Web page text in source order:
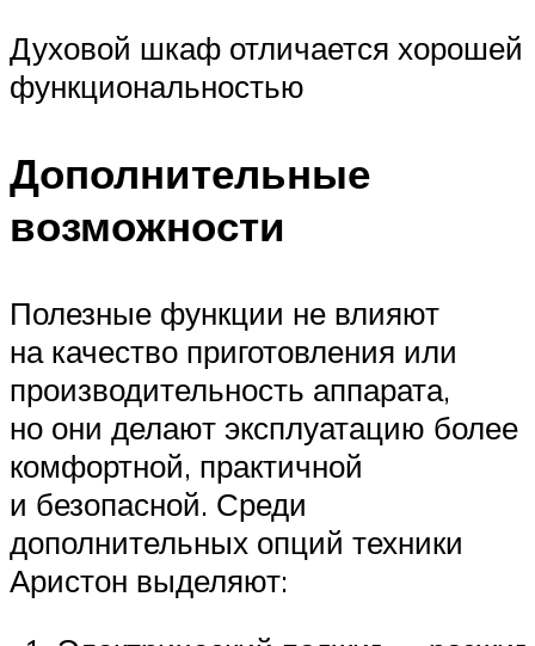
Духовой шкаф отличается хорошей
функциональностью
Дополнительные
возможности
Полезные функции не влияют
на качество приготовления или
производительность аппарата,
но они делают эксплуатацию более
комфортной, практичной
и безопасной. Среди
дополнительных опций техники
Аристон выделяют: